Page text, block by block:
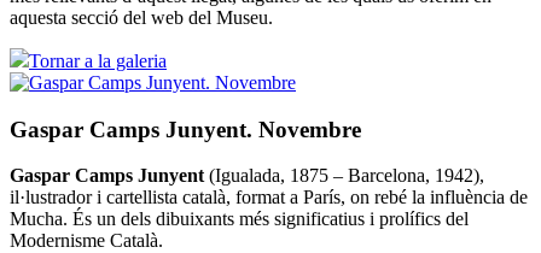
aquesta secció del web del Museu.
Tornar a la galeria
Gaspar Camps Junyent. Novembre
Gaspar Camps Junyent (Igualada, 1875 – Barcelona, 1942),
il·lustrador i cartellista català, format a París, on rebé la influència de
Mucha. És un dels dibuixants més significatius i prolífics del
Modernisme Català.